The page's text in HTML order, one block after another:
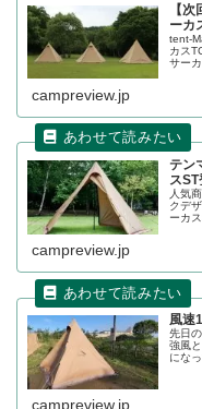
【
ーカ
tent-
カス
サー
campreview.jp
テン
ス
人気
クデ
ーカ
campreview.jp
風速
先日
強風
にな
campreview.jp